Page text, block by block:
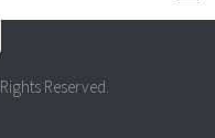
Reserved.